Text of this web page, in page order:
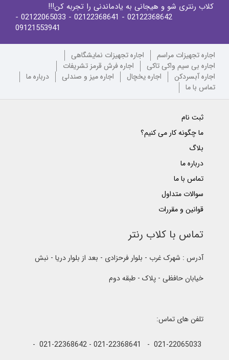
کلاب رنتری شو و هیجانی به یادماندنی را تجربه کن!!!
02122368642
- 02122368641
- 02122065033
-
09121553941
اجاره تجهیزات مراسم
اجاره تجهیزات نمایشگاهی
اجاره بی سیم واکی تاکی
اجاره فرش قرمز تشریفات
اجاره آبسردکن
اجاره یخچال اجاره میز و صندلی
درباره ما
تماس با ما
ثبت نام
ما چگونه کار می کنیم؟
بلاگ
درباره ما
تماس با ما
سوالات متداول
قوانین و مقررات
تماس با کلاب رنتر
آدرس : شهرک غرب - بلوار فرحزادی - بعد از بلوار دریا - نبش
خیابان حافظی - پلاک - طبقه دوم
تلفن های تماس:
021-22065033 - 021-22368641 - 021-22368642 -